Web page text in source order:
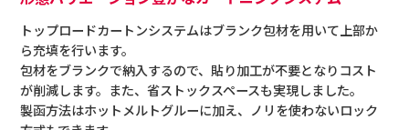
トップロードカートンシステムはブランク包材を用いて上部か
ら充填を行います。
包材をブランクで納入するので、貼り加工が不要となりコスト
が削減します。また、省ストックスペースも実現しました。
製函方法はホットメルトグルーに加え、ノリを使わないロック